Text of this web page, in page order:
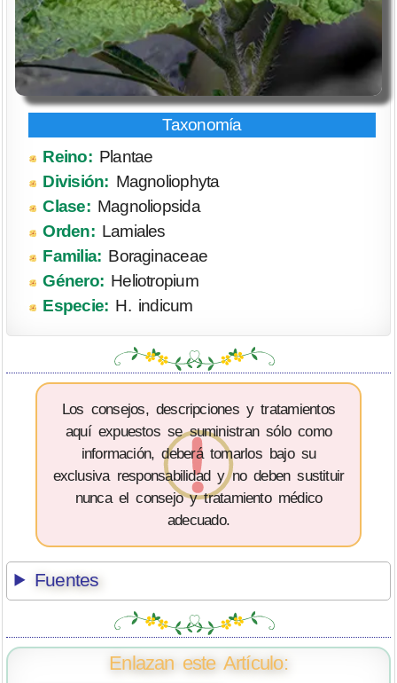
Reino:Plantae
División: Magnoliophyta
Clase:Magnoliopsida
Orden:Lamiales
Familia: Boraginaceae
Género: Heliotropium
Especie: H. indicum
Los consejos, descripciones y tratamientos
aquí expuestos se suministran sólo como
información, deberá tomarlos bajo su
exclusiva responsabilidad y no deben sustituir
nunca el consejo y tratamiento médico
adecuado.
Fuentes
Enlazan este Artículo: